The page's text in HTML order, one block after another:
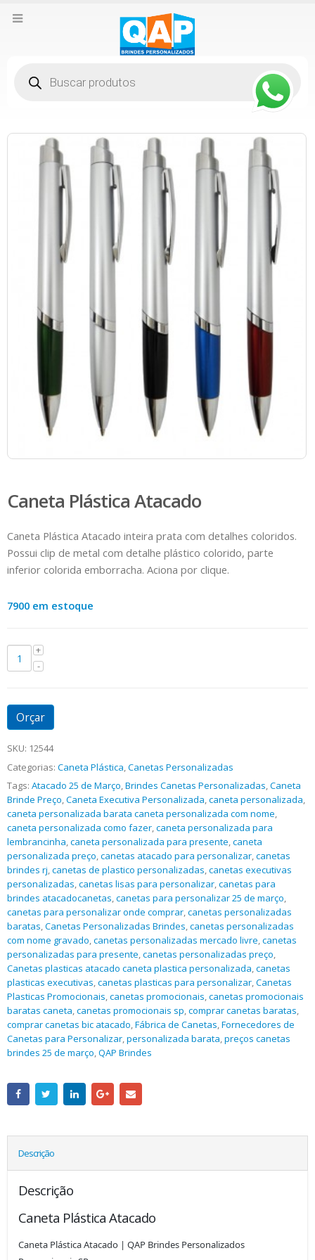
produtos
Caneta Plástica Atacado
Caneta Plástica Atacado inteira prata com detalhes coloridos.
Possui clip de metal com detalhe plástico colorido, parte
inferior colorida emborracha. Aciona por clique.
7900 em estoque
Orçar
SKU: 12544
Categorias: Caneta Plástica,Canetas Personalizadas
Tags: Atacado 25 de Março,Brindes Canetas Personalizadas,Caneta
Brinde Preço,Caneta Executiva Personalizada,caneta personalizada,
caneta personalizada barata caneta personalizada com nome,
caneta personalizada como fazer,caneta personalizada para
lembrancinha,caneta personalizada para presente,caneta
personalizada preço,canetas atacado para personalizar,canetas
brindes rj,canetas de plastico personalizadas,canetas executivas
personalizadas,canetas lisas para personalizar,canetas para
brindes atacadocanetas,canetas para personalizar 25 de março,
canetas para personalizar onde comprar,canetas personalizadas
baratas,Canetas Personalizadas Brindes,canetas personalizadas
com nome gravado,canetas personalizadas mercado livre,canetas
personalizadas para presente,canetas personalizadas preço,
Canetas plasticas atacado caneta plastica personalizada,canetas
plasticas executivas,canetas plasticas para personalizar,Canetas
Plasticas Promocionais,canetas promocionais,canetas promocionais
baratas caneta,canetas promocionais sp,comprar canetas baratas,
comprar canetas bic atacado,Fábrica de Canetas,Fornecedores de
Canetas para Personalizar,personalizada barata,preços canetas
brindes 25 de março,QAP Brindes
Descrição
Descrição
Caneta Plástica Atacado
Caneta Plástica Atacado | QAP Brindes Personalizados